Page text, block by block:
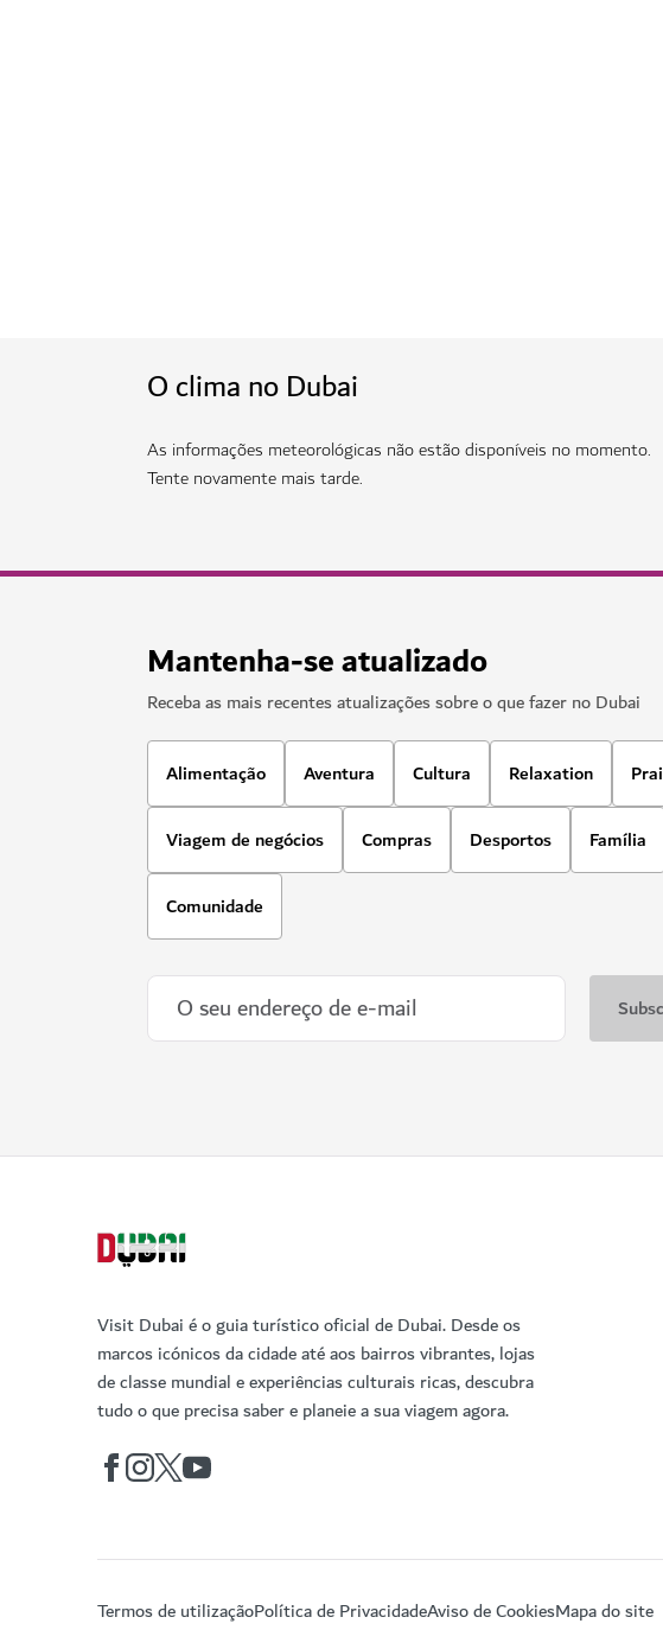
O clima no Dubai
As informações meteorológicas não estão disponíveis no momento.
Tente novamente mais tarde.
Mantenha-se atualizado
Receba as mais recentes atualizações sobre o que fazer no Dubai
Alimentação Aventura Cultura Relaxation
Viagem de negócios Compras Desportos Família
Comunidade
Visit Dubai é o guia turístico oficial de Dubai. Desde os
marcos icónicos da cidade até aos bairros vibrantes, lojas
de classe mundial e experiências culturais ricas, descubra
tudo o que precisa saber e planeie a sua viagem agora.
Termos de utilizaçãoPolítica de PrivacidadeAviso de CookiesMapa do site